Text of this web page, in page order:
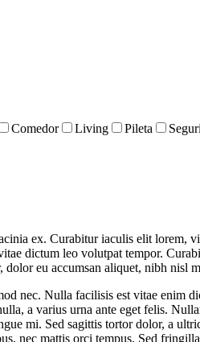
Comedor Living Pileta
ex. Curabitur iaculis elit lorem,
dictum leo volutpat tempor.
eu accumsan aliquet, nibh nisl
nec. Nulla facilisis est vitae
a varius urna ante eget felis.
mi. Sed sagittis tortor dolor, a
nec mattis orci tempus. Sed